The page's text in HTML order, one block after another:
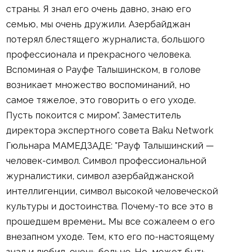
страны. Я знал его очень давно, знаю его
семью, мы очень дружили. Азербайджан
потерял блестящего журналиста, большого
профессионала и прекрасного человека.
Вспоминая о Рауфе Талышинском, в голове
возникает множество воспоминаний, но
самое тяжелое, это говорить о его уходе.
Пусть покоится с миром". Заместитель
директора экспертного совета Baku Network
Гюльнара МАМЕДЗАДЕ: "Рауф Талышинский —
человек-символ. Символ профессиональной
журналистики, символ азербайджанской
интеллигенции, символ высокой человеческой
культуры и достоинства. Почему-то все это в
прошедшем времени… Мы все сожалеем о его
внезапном уходе. Тем, кто его по-настоящему